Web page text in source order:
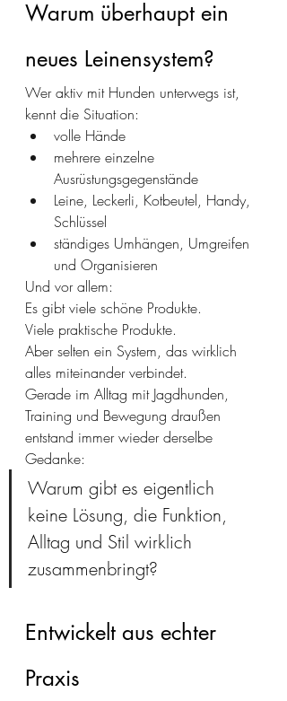
Warum überhaupt ein
neues Leinensystem?
Wer aktiv mit Hunden unterwegs ist,
kennt die Situation:
volle Hände
mehrere einzelne
Ausrüstungsgegenstände
Leine, Leckerli, Kotbeutel, Handy,
Schlüssel
ständiges Umhängen, Umgreifen
und Organisieren
Und vor allem:
Es gibt viele schöne Produkte.
Viele praktische Produkte.
Aber selten ein System, das wirklich
alles miteinander verbindet.
Gerade im Alltag mit Jagdhunden,
Training und Bewegung draußen
entstand immer wieder derselbe
Gedanke:
Warum gibt es eigentlich
keine Lösung, die Funktion,
Alltag und Stil wirklich
zusammenbringt?
Entwickelt aus echter
Praxis